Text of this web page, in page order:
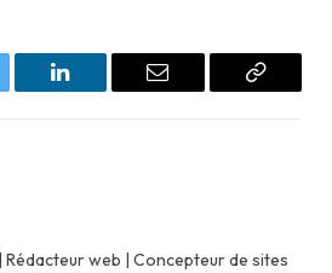
LinkedIn Email
Copy
Rédacteur web | Concepteur de sites